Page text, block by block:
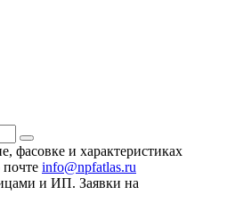
фасовке и характеристиках
info@npfatlas.ru
и ИП. Заявки на